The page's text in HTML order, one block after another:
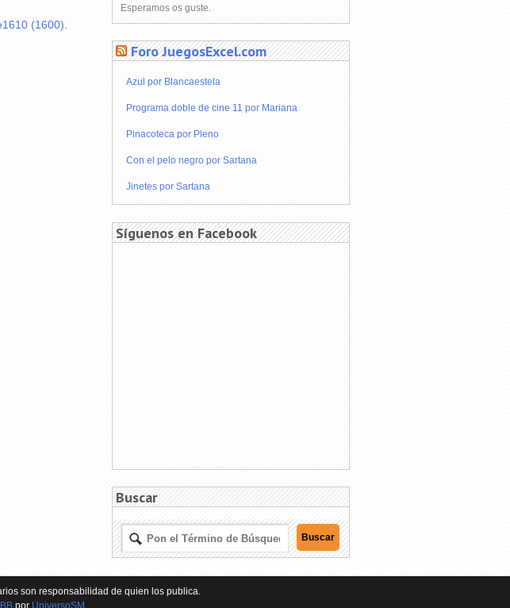
(1600)
Esperamos os guste.
Foro JuegosExcel.com
Azul por Blancaestela
Programa doble de cine 11 por Mariana
Pinacoteca por Pleno
Con el pelo negro por Sartana
Jinetes por Sartana
Síguenos en Facebook
Buscar
son responsabilidad de quien los publica.
por UniversoSM